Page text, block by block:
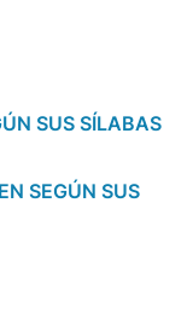
SUS SÍLABAS
SEGÚN SUS